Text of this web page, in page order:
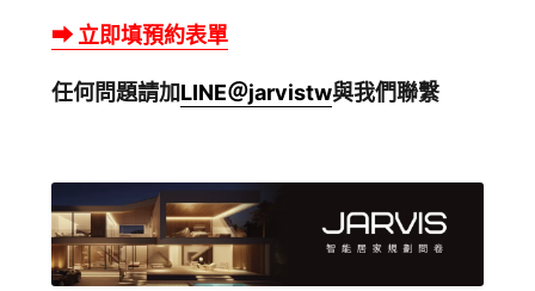
⮕ 立即填預約表單
任何問題請加LINE＠jarvistw與我們聯繫